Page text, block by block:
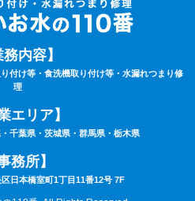
務内容】
付け等・食洗機取り付け等・水漏れつまり修
理
エリア】
千葉県・茨城県・群馬県・栃木県
務所】
日本橋室町1丁目11番12号 7F